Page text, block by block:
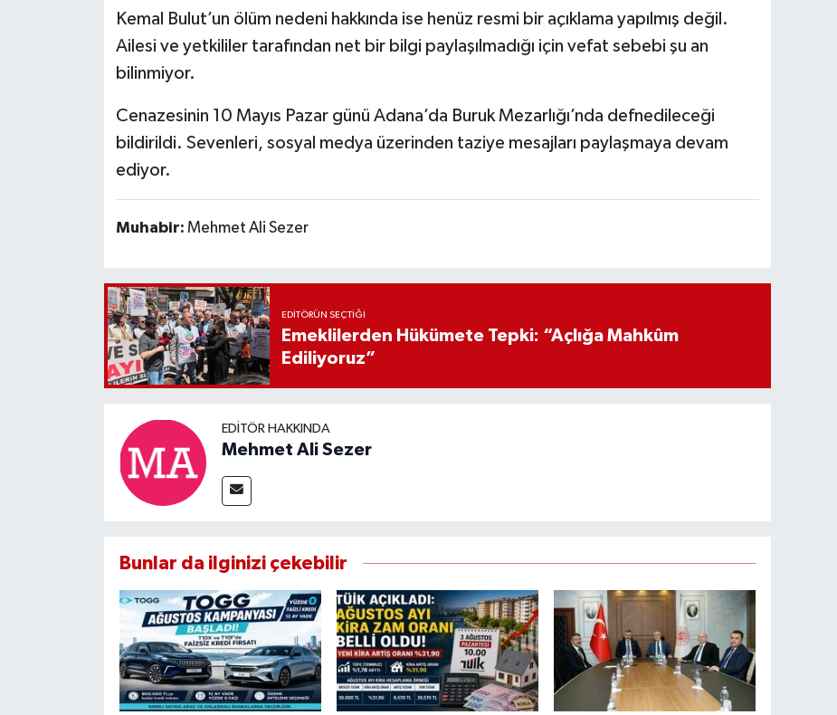
Kemal Bulut’un ölüm nedeni hakkında ise henüz resmi bir açıklama yapılmış değil.
Ailesi ve yetkililer tarafından net bir bilgi paylaşılmadığı için vefat sebebi şu an
bilinmiyor.
Cenazesinin 10 Mayıs Pazar günü Adana’da Buruk Mezarlığı’nda defnedileceği
bildirildi. Sevenleri, sosyal medya üzerinden taziye mesajları paylaşmaya devam
ediyor.
Muhabir: Mehmet Ali Sezer
EDITÖRÜN SEÇTIĞI
Emeklilerden Hükümete Tepki: “Açlığa Mahkûm
Ediliyoruz”
EDITÖR HAKKINDA
Mehmet Ali Sezer
Bunlar da ilginizi çekebilir